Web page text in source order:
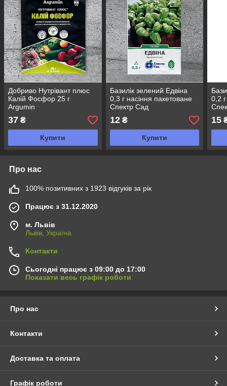
Добриво Нутрівант плюс
Калій Фосфор 25 г
Argumin
37 ₴
Купити
Базилік зелений Едвіна
0,3 г насіння пакетоване
Спектр Сад
12₴
Купити
0,2
15
Про нас
100% позитивних з 1923 відгуків за рік
Працює з 31.12.2020
м. Львів
Львів, Україна
Контакти
Сьогодні працює з 09:00 до 17:00
Показати весь графік роботи
Про нас
Контакти
Доставка та оплата
Графік роботи